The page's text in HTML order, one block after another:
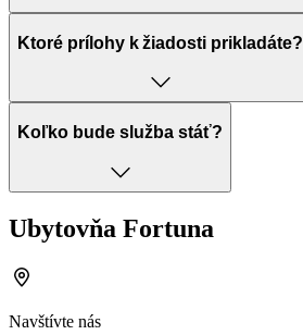
Ktoré prílohy k žiadosti prikladáte?
Koľko bude služba stáť?
Ubytovňa Fortuna
Navštívte nás